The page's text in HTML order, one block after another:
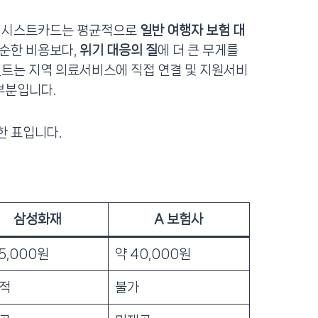
스트카드는 평균적으로 일반 여행자 보험 대
한 비용보다, 위기 대응의 질에 더 큰 무게를
는 지역 의료서비스에 직접 연결 및 지원서비
분입니다.
표입니다.
삼성화재 A 보험사
원 약 40,000원
불가